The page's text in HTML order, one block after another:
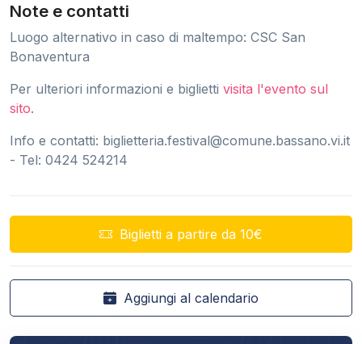
Note e contatti
Luogo alternativo in caso di maltempo: CSC San
Bonaventura
Per ulteriori informazioni e biglietti visita l'evento sul
sito.
Info e contatti: biglietteria.festival@comune.bassano.vi.it
- Tel: 0424 524214
Biglietti a partire da 10€
Aggiungi al calendario